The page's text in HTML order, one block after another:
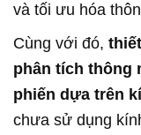
và tối ưu hóa
Cùng với đó,
phân tích thông
phiến dựa trên
chưa sử dụng